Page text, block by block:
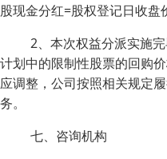
股现金分红=股权登记日收盘
2、本次权益分派实施
计划中的限制性股票的回购
应调整，公司按照相关规定
务。
七、咨询机构